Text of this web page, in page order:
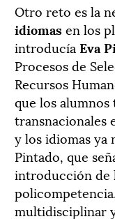
Otro reto es la
idiomasen los
introducía Eva
Procesos de
Recursos
que los
transnacionales
y los idiomas ya
Pintado, que
introducción de
multidisciplinar